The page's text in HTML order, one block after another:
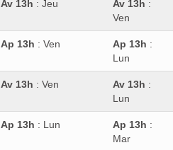
Av 13h : Jeu Av 13h :
Ven
Ap 13h : Ven Ap 13h :
Lun
Av 13h : Ven Av 13h :
Lun
Ap 13h : Lun Ap 13h :
Mar